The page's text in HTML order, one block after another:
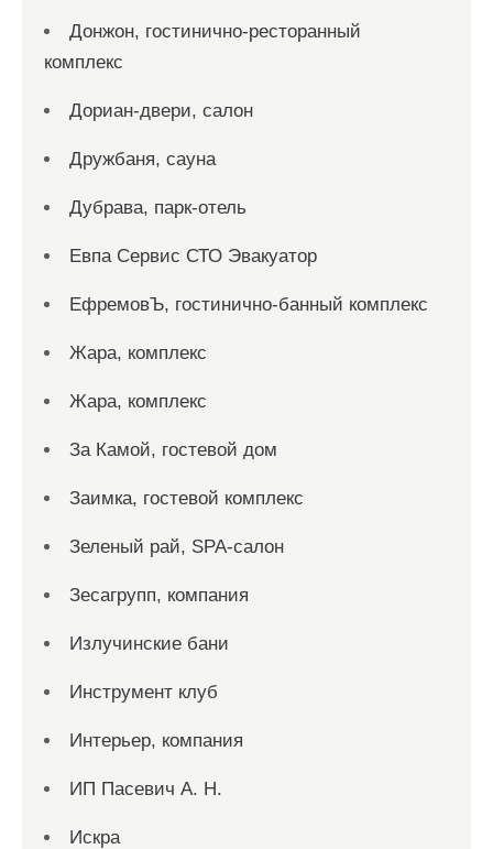
Донжон, гостинично-ресторанный
комплекс
Дориан-двери, салон
Дружбаня, сауна
Дубрава, парк-отель
Евпа Сервис СТО Эвакуатор
ЕфремовЪ, гостинично-банный комплекс
Жара, комплекс
Жара, комплекс
За Камой, гостевой дом
Заимка, гостевой комплекс
Зеленый рай, SPA-салон
Зесагрупп, компания
Излучинские бани
Инструмент клуб
Интерьер, компания
ИП Пасевич А. Н.
Искра